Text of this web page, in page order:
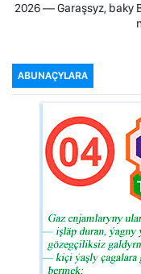
2026 — Garaşsyz,
ABUNAÇYLARA